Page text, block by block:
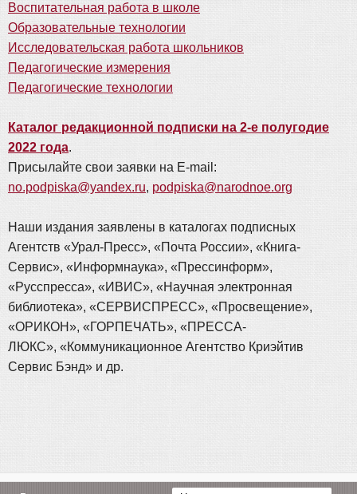
Воспитательная работа в школе
Образовательные технологии
Исследовательская работа школьников
Педагогические измерения
Педагогические технологии
Каталог редакционной подписки на 2-е полугодие
2022 года.
Присылайте свои заявки на E-mail:
no.podpiska@yandex.ru, podpiska@narodnoe.org
Наши издания заявлены в каталогах подписных
Агентств «Урал-Пресс», «Почта России», «Книга-
Сервис», «Информнаука», «Прессинформ»,
«Русспресса», «ИВИС», «Научная электронная
библиотека», «СЕРВИСПРЕСС», «Просвещение»,
«ОРИКОН», «ГОРПЕЧАТЬ», «ПРЕССА-
ЛЮКС», «Коммуникационное Агентство Криэйтив
Сервис Бэнд» и др.